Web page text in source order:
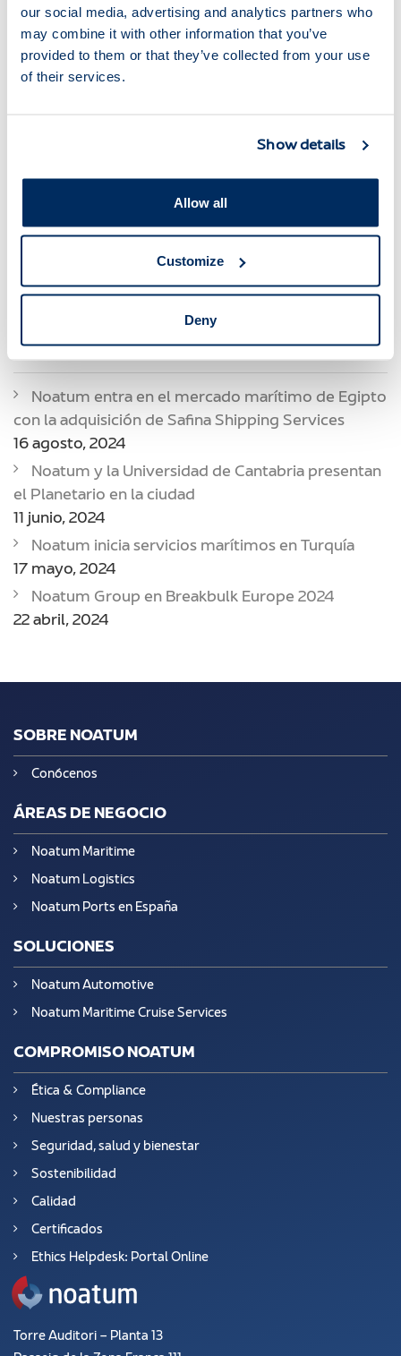
our social media, advertising and analytics partners who
may combine it with other information that you’ve
provided to them or that they’ve collected from your use
of their services.
Show details
Allow all
Customize
Deny
Ferias Y Congresos
Houston ISO John Carr
Jordi Trius
Madrid
Managers Convention
Marmedsa
Marmedsacruiseservices
RECENT POSTS
Noatum entra en el mercado marítimo de Egipto
con la adquisición de Safina Shipping Services
16 agosto, 2024
Noatum y la Universidad de Cantabria presentan
el Planetario en la ciudad
11 junio, 2024
Noatum inicia servicios marítimos en Turquía
17 mayo, 2024
Noatum Group en Breakbulk Europe 2024
22 abril, 2024
SOBRE NOATUM
Conócenos
ÁREAS DE NEGOCIO
Noatum Maritime
Noatum Logistics
Noatum Ports en España
SOLUCIONES
Noatum Automotive
Noatum Maritime Cruise Services
COMPROMISO NOATUM
Ética & Compliance
Nuestras personas
Seguridad, salud y bienestar
Sostenibilidad
Calidad
Certificados
Ethics Helpdesk: Portal Online
Torre Auditori – Planta 13